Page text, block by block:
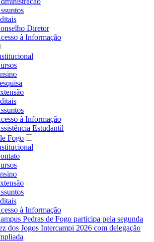
Diretor
à Informação
à Informação
Estudantil
Fogo
à Informação
Pedras de Fogo participa pela segunda
dos Jogos Intercampi 2026 com delegação